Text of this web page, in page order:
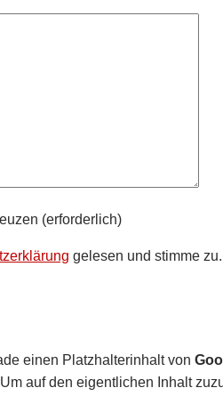
(erforderlich)
gelesen und stimme zu.
einen Platzhalterinhalt von
auf den eigentlichen Inhalt